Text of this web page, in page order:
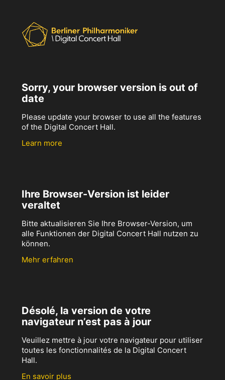
Sorry, your browser version is out of
date
Please update your browser to use all the features
of the Digital Concert Hall.
Learn more
Ihre Browser-Version ist leider
veraltet
Bitte aktualisieren Sie Ihre Browser-Version, um
alle Funktionen der Digital Concert Hall nutzen zu
können.
Mehr erfahren
Désolé, la version de votre
navigateur n’est pas à jour
Veuillez mettre à jour votre navigateur pour utiliser
toutes les fonctionnalités de la Digital Concert
Hall.
En savoir plus